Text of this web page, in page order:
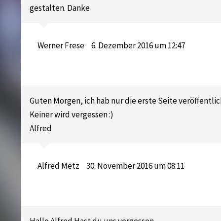
gestalten. Danke
Werner Frese 6. Dezember 2016 um 12:47
Guten Morgen, ich hab nur die erste Seite
Keiner wird vergessen :)
Alfred
Alfred Metz 30. November 2016 um 08:11